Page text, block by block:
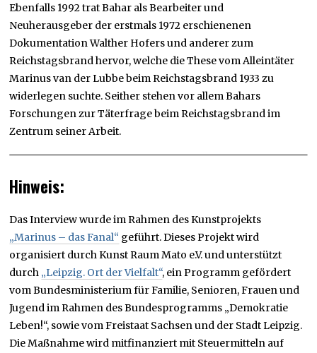
Ebenfalls 1992 trat Bahar als Bearbeiter und
Neuherausgeber der erstmals 1972 erschienenen
Dokumentation Walther Hofers und anderer zum
Reichstagsbrand hervor, welche die These vom Alleintäter
Marinus van der Lubbe beim Reichstagsbrand 1933 zu
widerlegen suchte. Seither stehen vor allem Bahars
Forschungen zur Täterfrage beim Reichstagsbrand im
Zentrum seiner Arbeit.
Hinweis:
Das Interview wurde im Rahmen des Kunstprojekts
„Marinus – das Fanal“ geführt. Dieses Projekt wird
organisiert durch Kunst Raum Mato e.V. und unterstützt
durch „Leipzig. Ort der Vielfalt“, ein Programm gefördert
vom Bundesministerium für Familie, Senioren, Frauen und
Jugend im Rahmen des Bundesprogramms „Demokratie
Leben!“, sowie vom Freistaat Sachsen und der Stadt Leipzig.
Die Maßnahme wird mitfinanziert mit Steuermitteln auf